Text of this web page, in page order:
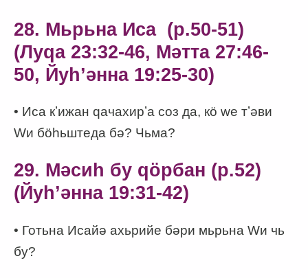
28. Мьрьна Иса (p.50-51)
(Луqа 23:32-46, Мәтта 27:46-
50, Йуһʼәнна 19:25-30)
• Иса кʼижан qачахирʼа соз да, кӧ wе тʼәви
Wи бӧһьштеда бә? Чьма?
29. Мәсиһ бу qӧрбан (p.52)
(Йуһʼәнна 19:31-42)
• Готьна Исайә ахьрийе бәри мьрьна Wи чь
бу?